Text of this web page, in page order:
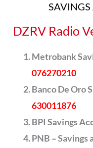
DZRV Radio
Metrobank
076270210
Banco De Oro
630011876
BPI Savings
PNB – Savings